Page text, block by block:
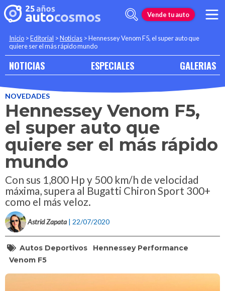
Vende tu auto
Inicio >Editorial >Noticias >Hennessey Venom F5, el super auto que
quiere ser el más rápido mundo
NOTICIAS ESPECIALES GALERIAS
NOVEDADES
Hennessey Venom F5,
el super auto que
quiere ser el más rápido
mundo
Con sus 1,800 Hp y 500 km/h de velocidad
máxima, supera al Bugatti Chiron Sport 300+
como el más veloz.
Astrid Zapata | 22/07/2020
Autos Deportivos
Hennessey Performance
Venom F5